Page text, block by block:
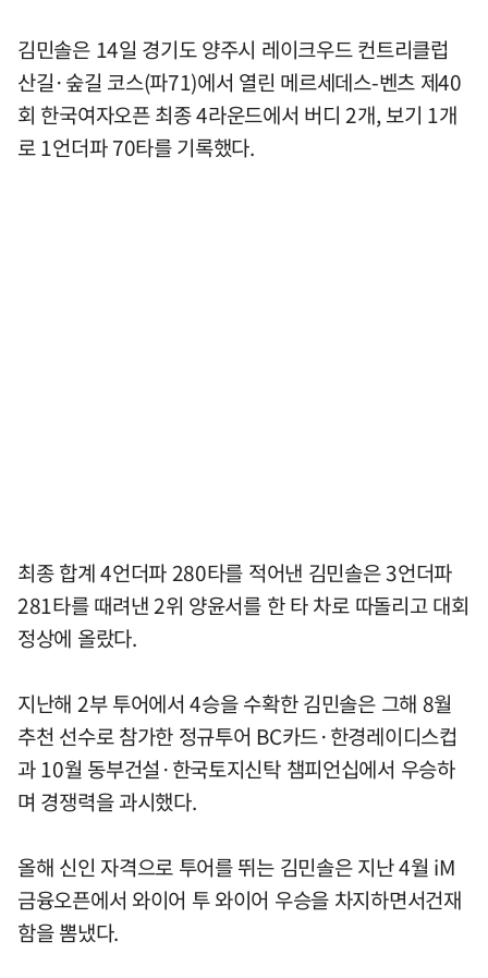
김민솔은 14일 경기도 양주시 레이크우드 컨트리클럽
산길·숲길 코스(파71)에서 열린 메르세데스-벤츠 제40
회 한국여자오픈 최종 4라운드에서 버디 2개, 보기 1개
로 1언더파 70타를 기록했다.
최종 합계 4언더파 280타를 적어낸 김민솔은 3언더파
281타를 때려낸 2위 양윤서를 한 타 차로 따돌리고 대회
정상에 올랐다.
지난해 2부 투어에서 4승을 수확한 김민솔은 그해 8월
추천 선수로 참가한 정규투어 BC카드·한경레이디스컵
과 10월 동부건설·한국토지신탁 챔피언십에서 우승하
며 경쟁력을 과시했다.
올해 신인 자격으로 투어를 뛰는 김민솔은 지난 4월 iM
금융오픈에서 와이어 투 와이어 우승을 차지하면서건재
함을 뽐냈다.